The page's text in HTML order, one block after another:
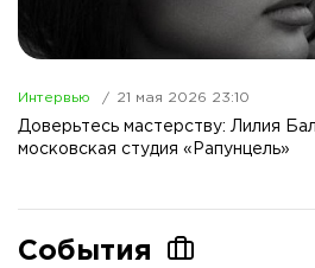
Интервью 21 мая 2026 23:10
Доверьтесь мастерству: Лилия
московская студия «Рапунцель»
События